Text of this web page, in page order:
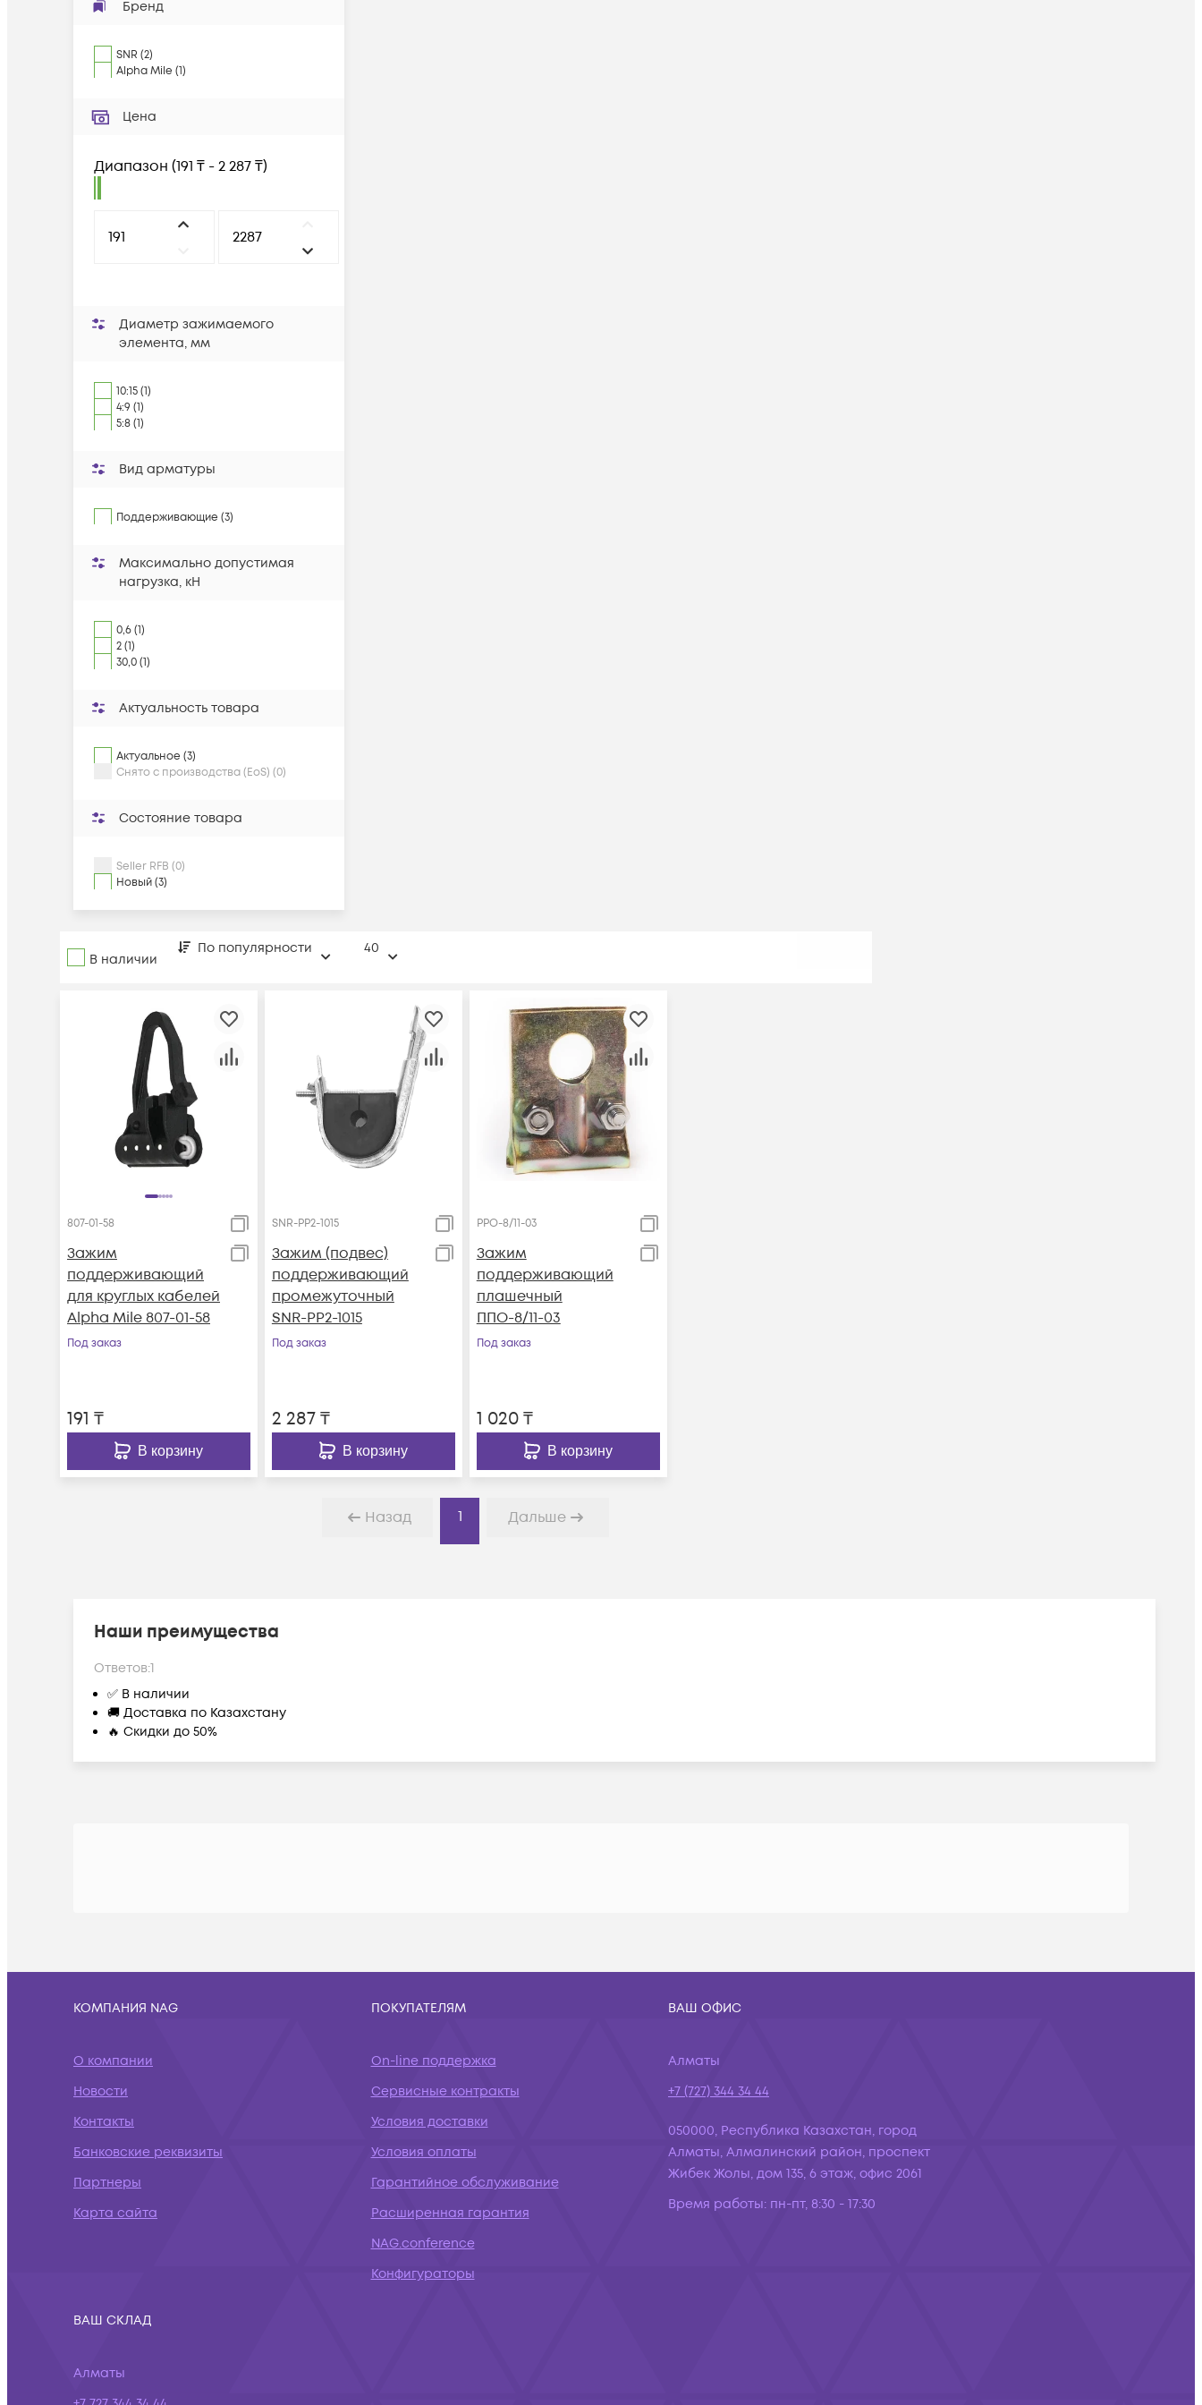
Бренд
SNR (2)
Alpha Mile (1)
Цена
Диапазон (191 ₸ - 2 287 ₸)
Диаметр зажимаемого
элемента, мм
10:15 (1)
4:9 (1)
5:8 (1)
Вид арматуры
Поддерживающие (3)
Максимально допустимая
нагрузка, кН
0,6 (1)
2 (1)
30,0 (1)
Актуальность товара
Актуальное (3)
Снято с производства (EoS) (0)
Состояние товара
Seller RFB (0)
Новый (3)
В наличии
По популярности 40
807-01-58
Зажим
поддерживающий
для круглых кабелей
Alpha Mile 807-01-58
Под заказ
191 ₸
В корзину
SNR-PP2-1015
Зажим (подвес)
поддерживающий
промежуточный
SNR-PP2-1015
Под заказ
2 287₸
В корзину
PPO-8/11-03
Зажим
поддерживающий
плашечный
ППО-8/11-03
Под заказ
1 020₸
В корзину
Назад 1 Дальше
Наши преимущества
Ответов:1
✅ В наличии
🚚 Доставка по Казахстану
🔥 Скидки до 50%
КОМПАНИЯ NAG
О компании
Новости
Контакты
Банковские реквизиты
Партнеры
Карта сайта
ПОКУПАТЕЛЯМ
On-line поддержка
Сервисные контракты
Условия доставки
Условия оплаты
Гарантийное обслуживание
Расширенная гарантия
NAG.conference
Конфигураторы
ВАШ ОФИС
Алматы
+7 (727) 344 34 44
050000, Республика Казахстан, город
Алматы, Алмалинский район, проспект
Жибек Жолы, дом 135, 6 этаж, офис 2061
Время работы: пн-пт, 8:30 - 17:30
ВАШ СКЛАД
Алматы